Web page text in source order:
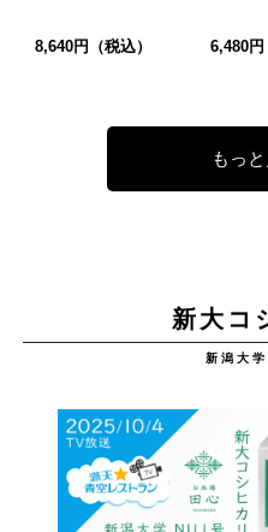
8,640円（税込） 6,480円
もっ
新大コ
新潟大